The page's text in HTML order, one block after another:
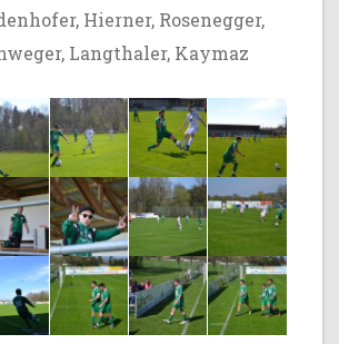
Hierner, Rosenegger,
Langthaler, Kaymaz